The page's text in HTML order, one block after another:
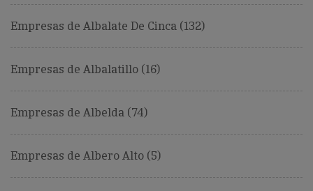
Empresas de Albalate De Cinca (132)
Empresas de Albalatillo (16)
Empresas de Albelda (74)
Empresas de Albero Alto (5)